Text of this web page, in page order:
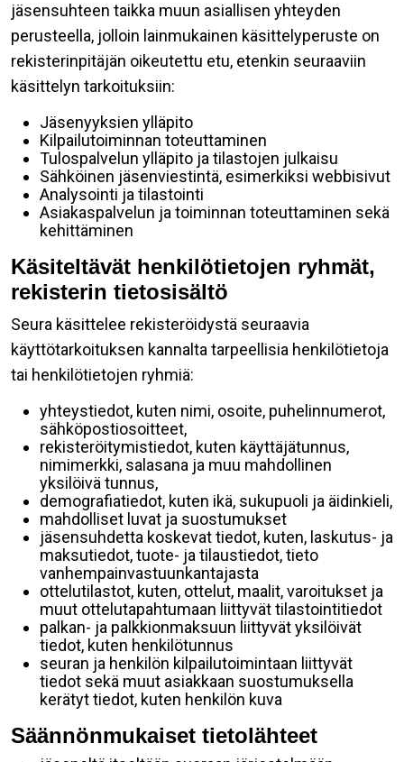
jäsensuhteen taikka muun asiallisen yhteyden
perusteella, jolloin lainmukainen käsittelyperuste on
rekisterinpitäjän oikeutettu etu, etenkin seuraaviin
käsittelyn tarkoituksiin:
Jäsenyyksien ylläpito
Kilpailutoiminnan toteuttaminen
Tulospalvelun ylläpito ja tilastojen julkaisu
Sähköinen jäsenviestintä, esimerkiksi webbisivut
Analysointi ja tilastointi
Asiakaspalvelun ja toiminnan toteuttaminen sekä
kehittäminen
Käsiteltävät henkilötietojen ryhmät,
rekisterin tietosisältö
Seura käsittelee rekisteröidystä seuraavia
käyttötarkoituksen kannalta tarpeellisia henkilötietoja
tai henkilötietojen ryhmiä:
yhteystiedot, kuten nimi, osoite, puhelinnumerot,
sähköpostiosoitteet,
rekisteröitymistiedot, kuten käyttäjätunnus,
nimimerkki, salasana ja muu mahdollinen
yksilöivä tunnus,
demografiatiedot, kuten ikä, sukupuoli ja äidinkieli,
mahdolliset luvat ja suostumukset
jäsensuhdetta koskevat tiedot, kuten, laskutus- ja
maksutiedot, tuote- ja tilaustiedot, tieto
vanhempainvastuunkantajasta
ottelutilastot, kuten, ottelut, maalit, varoitukset ja
muut ottelutapahtumaan liittyvät tilastointitiedot
palkan- ja palkkionmaksuun liittyvät yksilöivät
tiedot, kuten henkilötunnus
seuran ja henkilön kilpailutoimintaan liittyvät
tiedot sekä muut asiakkaan suostumuksella
kerätyt tiedot, kuten henkilön kuva
Säännönmukaiset tietolähteet